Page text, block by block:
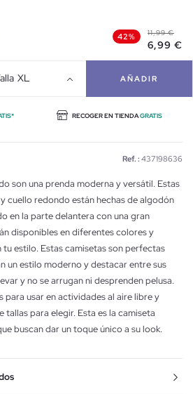
42% 11,99 €
6,99 €
XL AÑADIR
RECOGER EN TIENDAGRATIS
Ref. : 437198636
son una prenda moderna y versátil. Estas
cuello redondo están hechas de algodón
en la parte delantera con una gran
disponibles en diferentes colores y
estilo. Estas camisetas son perfectas
un estilo moderno y destacar entre sus
y no se arrugan ni desprenden pelusa.
para usar en actividades al aire libre y
tallas para elegir. Esta es la camiseta
buscan dar un toque único a su look.